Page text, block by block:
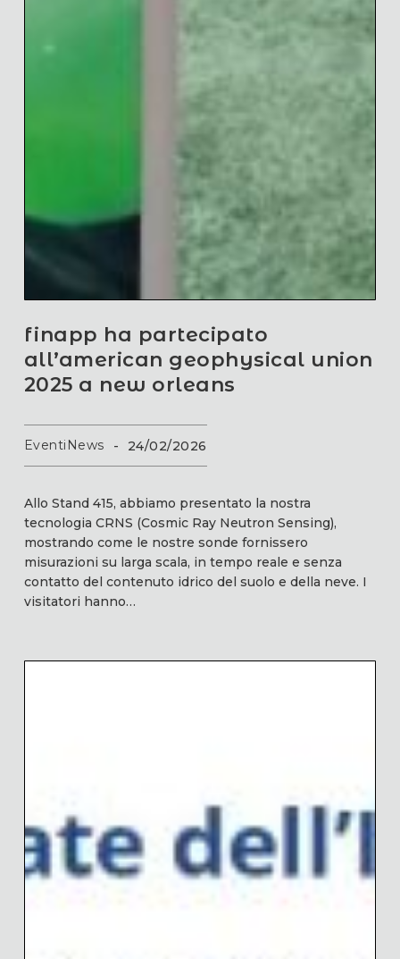
finapp ha partecipato
all’american geophysical union
2025 a new orleans
Eventi News - 24/02/2026
Allo Stand 415, abbiamo presentato la nostra
tecnologia CRNS (Cosmic Ray Neutron Sensing),
mostrando come le nostre sonde fornissero
misurazioni su larga scala, in tempo reale e senza
contatto del contenuto idrico del suolo e della neve. I
visitatori hanno…